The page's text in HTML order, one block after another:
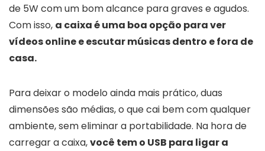
de 5W com um bom alcance para graves e agudos.
Com isso, a caixa é uma boa opção para ver
vídeos online e escutar músicas dentro e fora de
casa.
Para deixar o modelo ainda mais prático, duas
dimensões são médias, o que cai bem com qualquer
ambiente, sem eliminar a portabilidade. Na hora de
carregar a caixa,você tem o USB para ligar a